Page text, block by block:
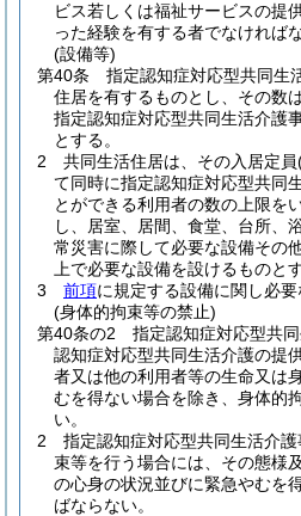
ビス若しくは福祉サービスの提
った経験を有する者でなければ
(設備等)
第40条
指定認知症対応型共同生
住居を有するものとし、その数
指定認知症対応型共同生活介護
とする。
2
共同生活住居は、その入居定員
て同時に指定認知症対応型共同
とができる利用者の数の上限を
し、居室、居間、食堂、台所、
常災害に際して必要な設備その
上で必要な設備を設けるものとす
3
前項に規定する設備に関し必要
(身体的拘束等の禁止)
第40条の2
指定認知症対応型共
認知症対応型共同生活介護の提
者又は他の利用者等の生命又は
むを得ない場合を除き、身体的
い。
2
指定認知症対応型共同生活介護
束等を行う場合には、その態様
の心身の状況並びに緊急やむを
ばならない。